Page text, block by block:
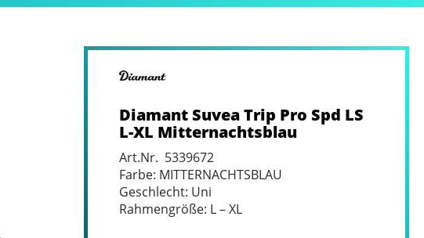
Diamant Suvea Trip Pro Spd LS
L-XL Mitternachtsblau
Art.Nr. 5339672
Farbe: MITTERNACHTSBLAU
Geschlecht: Uni
Rahmengröße: L – XL